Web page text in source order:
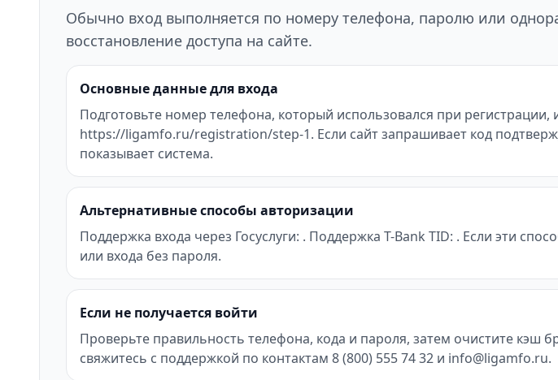
Обычно вход выполняется по номеру телефона, паролю или
восстановление доступа на сайте.
Основные данные для входа
Подготовьте номер телефона, который использовался при
https://ligamfo.ru/registration/step-1. Если сайт запрашивает код
показывает система.
Альтернативные способы авторизации
Поддержка входа через Госуслуги: . Поддержка T-Bank TID: . Если эти
или входа без пароля.
Если не получается войти
Проверьте правильность телефона, кода и пароля, затем очистите кэш
свяжитесь с поддержкой по контактам 8 (800) 555 74 32 и info@ligamfo.ru.